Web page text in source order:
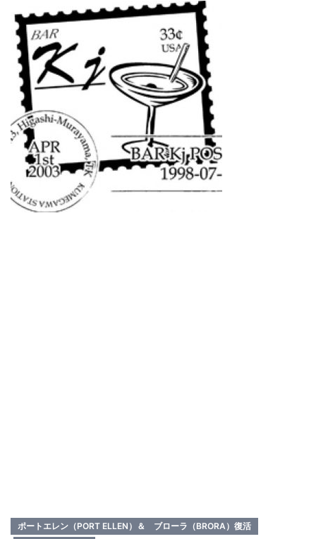
ポートエレン（PORT ELLEN）＆ ブローラ（BRORA）復活